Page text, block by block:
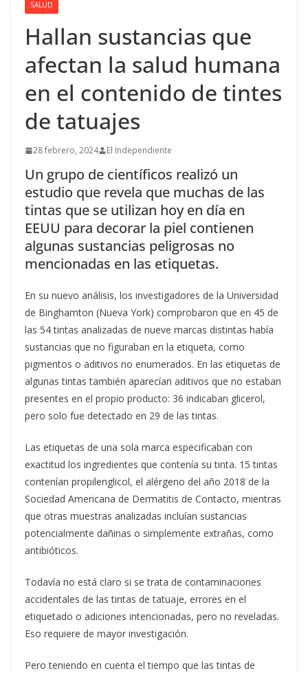
SALUD
Hallan sustancias que
afectan la salud humana
en el contenido de tintes
de tatuajes
28 febrero, 2024 El Independiente
Un grupo de científicos realizó un
estudio que revela que muchas de las
tintas que se utilizan hoy en día en
EEUU para decorar la piel contienen
algunas sustancias peligrosas no
mencionadas en las etiquetas.
En su nuevo análisis, los investigadores de la Universidad
de Binghamton (Nueva York) comprobaron que en 45 de
las 54 tintas analizadas de nueve marcas distintas había
sustancias que no figuraban en la etiqueta, como
pigmentos o aditivos no enumerados. En las etiquetas de
algunas tintas también aparecían aditivos que no estaban
presentes en el propio producto: 36 indicaban glicerol,
pero solo fue detectado en 29 de las tintas.
Las etiquetas de una sola marca especificaban con
exactitud los ingredientes que contenía su tinta. 15 tintas
contenían propilenglicol, el alérgeno del año 2018 de la
Sociedad Americana de Dermatitis de Contacto, mientras
que otras muestras analizadas incluían sustancias
potencialmente dañinas o simplemente extrañas, como
antibióticos.
Todavía no está claro si se trata de contaminaciones
accidentales de las tintas de tatuaje, errores en el
etiquetado o adiciones intencionadas, pero no reveladas.
Eso requiere de mayor investigación.
Pero teniendo en cuenta el tiempo que las tintas de